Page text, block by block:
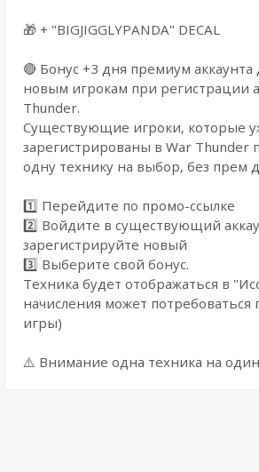
🎁 + "BIGJIGGLYPANDA" DECAL
🔴 Бонус +3 дня премиум аккаунта
новым игрокам при регистрации
Thunder.
Существующие игроки, которые
зарегистрированы в War Thunder
одну технику на выбор, без прем
1️⃣ Перейдите по промо-ссылке
2️⃣ Войдите в существующий
зарегистрируйте новый
3️⃣ Выберите свой бонус.
Техника будет отображаться в
начисления может потребоваться
игры)
⚠️ Внимание одна техника на один